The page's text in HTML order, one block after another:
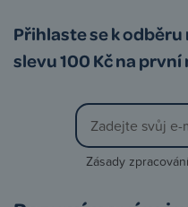
Přihlaste se k
slevu 100 Kč na první
Zásady